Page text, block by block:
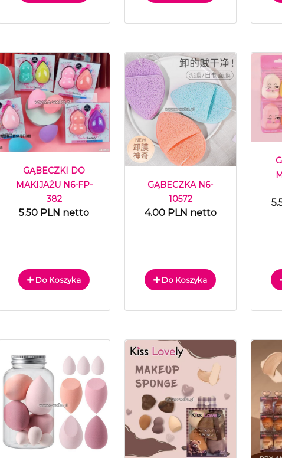
GĄBECZKI DO
MAKIJAŻU N6-FP-
382
5.50 PLN netto
Do Koszyka
GĄBECZKA N6-
10572
4.00 PLN netto
Do Koszyka